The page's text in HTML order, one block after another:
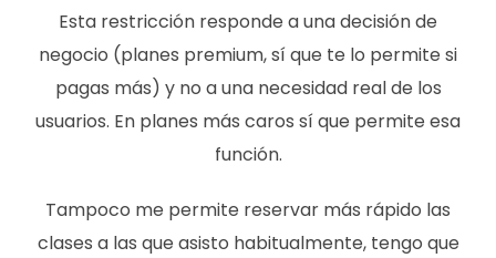
Esta restricción responde a una decisión de
negocio (planes premium, sí que te lo permite si
pagas más) y no a una necesidad real de los
usuarios. En planes más caros sí que permite esa
función.
Tampoco me permite reservar más rápido las
clases a las que asisto habitualmente, tengo que